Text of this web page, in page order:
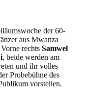
der 60-
aus Mwanza
rechts Samwel
, beide werden am
und ihr volles
Probebühne des
vorstellen.